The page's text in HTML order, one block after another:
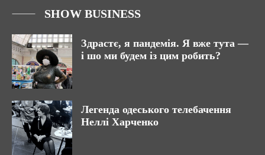
SHOW BUSINESS
Здрастє, я пандемія. Я вже тута —
і шо ми будем із цим робить?
Легенда одеського телебачення
Неллі Харченко